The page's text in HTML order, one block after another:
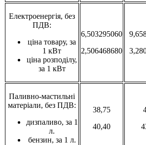
Електроенергія, без
ПДВ:
ціна товару, за
1 кВт
ціна розподілу,
за 1 кВт
6,503295060
2,506468680
Паливно-мастильні
матеріали, без ПДВ:
дизпаливо, за 1
л.
бензин, за 1 л.
38,75
40,40